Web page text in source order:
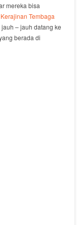
mereka bisa
Tembaga
– jauh datang ke
berada di